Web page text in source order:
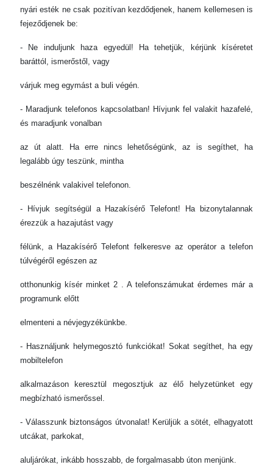
nyári esték ne csak pozitívan kezdődjenek, hanem kellemesen is
fejeződjenek be:
- Ne induljunk haza egyedül! Ha tehetjük, kérjünk kíséretet
baráttól, ismerőstől, vagy
várjuk meg egymást a buli végén.
- Maradjunk telefonos kapcsolatban! Hívjunk fel valakit hazafelé,
és maradjunk vonalban
az út alatt. Ha erre nincs lehetőségünk, az is segíthet, ha
legalább úgy teszünk, mintha
beszélnénk valakivel telefonon.
- Hívjuk segítségül a Hazakísérő Telefont! Ha bizonytalannak
érezzük a hazajutást vagy
félünk, a Hazakísérő Telefont felkeresve az operátor a telefon
túlvégéről egészen az
otthonunkig kísér minket 2 . A telefonszámukat érdemes már a
programunk előtt
elmenteni a névjegyzékünkbe.
- Használjunk helymegosztó funkciókat! Sokat segíthet, ha egy
mobiltelefon
alkalmazáson keresztül megosztjuk az élő helyzetünket egy
megbízható ismerőssel.
- Válasszunk biztonságos útvonalat! Kerüljük a sötét, elhagyatott
utcákat, parkokat,
aluljárókat, inkább hosszabb, de forgalmasabb úton menjünk.